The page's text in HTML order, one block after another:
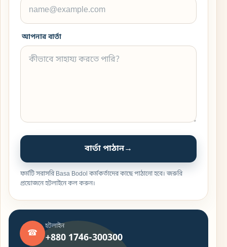
আপনার বার্তা
বার্তা পাঠান→
ফর্মটি সরাসরি Basa Bodol কর্মকর্তাদের কাছে পাঠানো হবে। জরুরি
প্রয়োজনে হটলাইনে কল করুন।
☎
হটলাইন
+880 1746-300300